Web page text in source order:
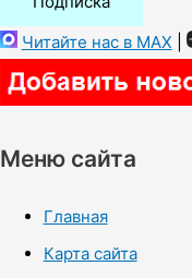
Читайте нас в MAX
Меню сайта
Главная
Карта сайта